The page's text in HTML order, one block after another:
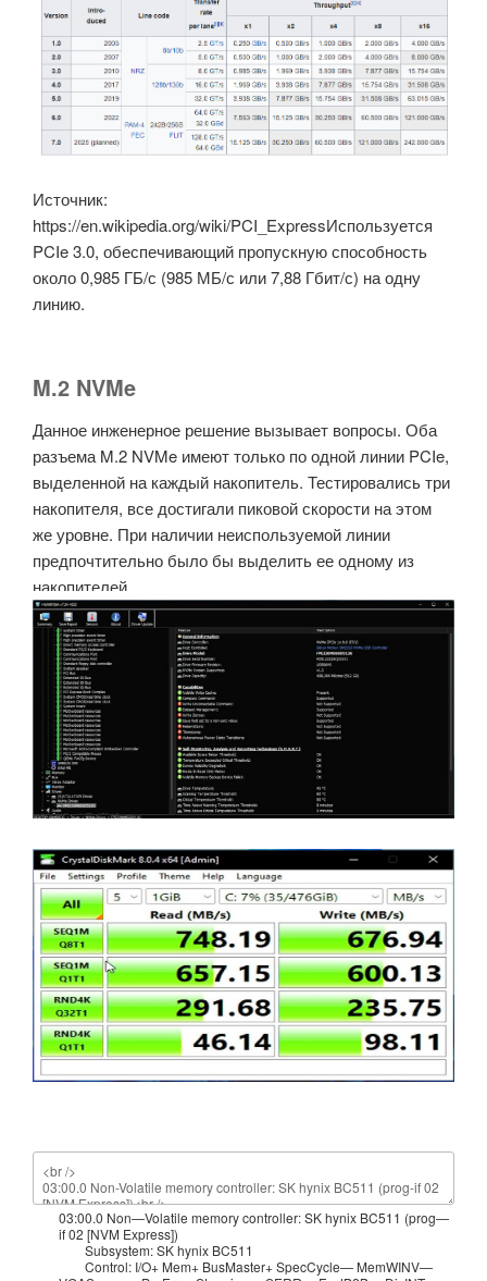
Источник:
https://en.wikipedia.org/wiki/PCI_ExpressИспользуется
PCIe 3.0, обеспечивающий пропускную способность
около 0,985 ГБ/с (985 МБ/с или 7,88 Гбит/с) на одну
линию.
M.2 NVMe
Данное инженерное решение вызывает вопросы. Оба
разъема M.2 NVMe имеют только по одной линии PCIe,
выделенной на каждый накопитель. Тестировались три
накопителя, все достигали пиковой скорости на этом
же уровне. При наличии неиспользуемой линии
предпочтительно было бы выделить ее одному из
накопителей.
03:00.0 Non—Volatile memorycontroller:SKhynix BC511 (prog—
if02 [NVM Express])
Subsystem:SKhynix BC511
Control: I/O+ Mem+ BusMaster+SpecCycle— MemWINV—